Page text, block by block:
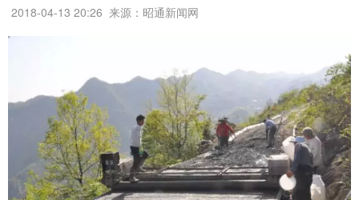
2018-04-13 20:26 来源：昭通新闻网